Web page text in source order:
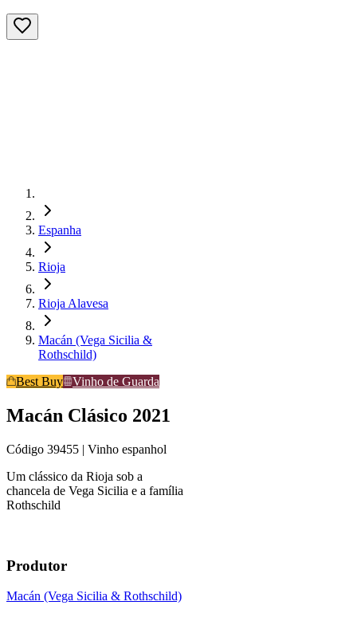
Espanha
Rioja
Rioja Alavesa
Macán (Vega Sicilia &
Rothschild)
Best Buy
Vinho de Guarda
Macán Clásico 2021
Código 39455 | Vinho espanhol
Um clássico da Rioja sob a
chancela de Vega Sicilia e a família
Rothschild
Produtor
Macán (Vega Sicilia & Rothschild)